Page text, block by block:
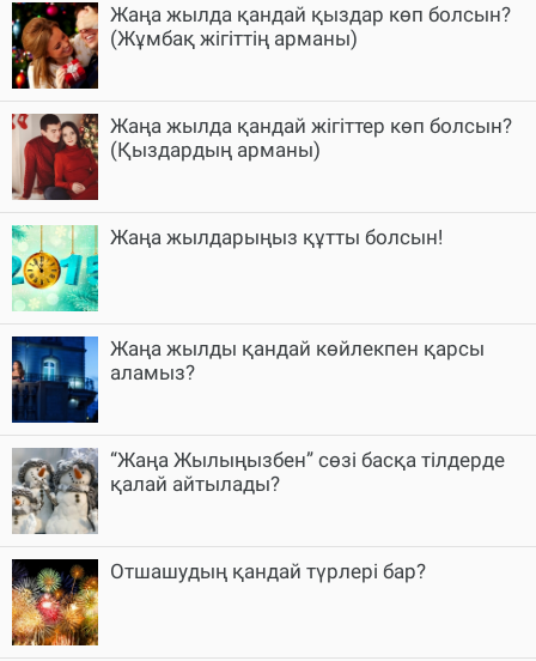
Жаңа жылда қандай қыздар көп болсын?
(Жұмбақ жігіттің арманы)
Жаңа жылда қандай жігіттер көп болсын?
(Қыздардың арманы)
Жаңа жылдарыңыз құтты болсын!
Жаңа жылды қандай көйлекпен қарсы
аламыз?
“Жаңа Жылыңызбен” сөзі басқа тілдерде
қалай айтылады?
Отшашудың қандай түрлері бар?